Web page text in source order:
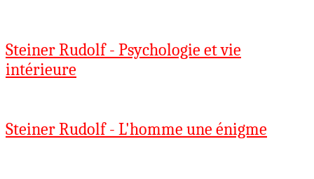
Steiner Rudolf - Psychologie et vie
intérieure
Steiner Rudolf - L'homme une énigme